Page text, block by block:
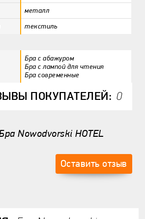
металл
текстиль
Бра с абажуром
Бра с лампой для чтения
Бра современные
ПОКУПАТЕЛЕЙ: 0
Nowodvorski HOTEL
Оставить отзыв